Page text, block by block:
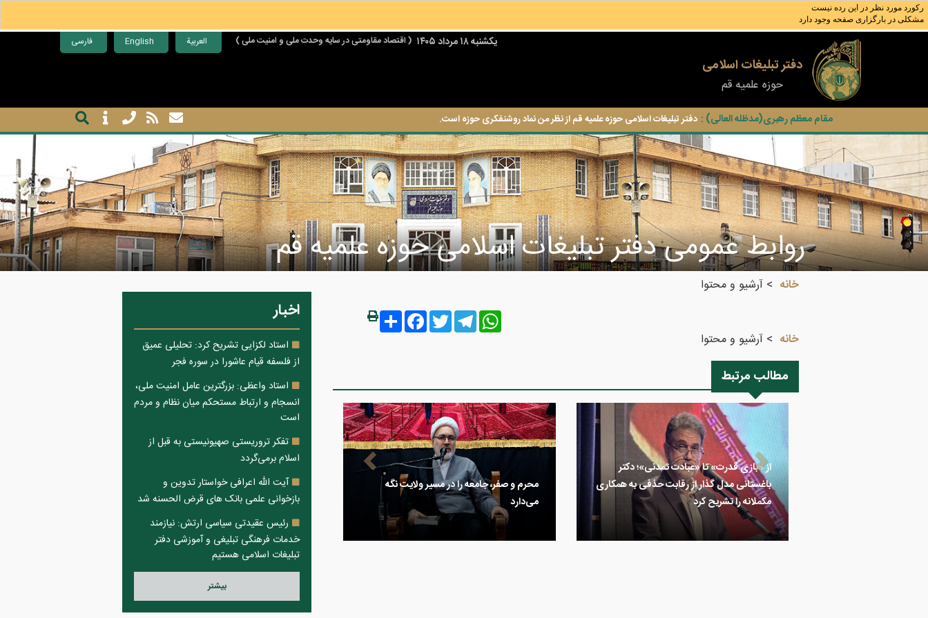
رکورد مورد نظر در اين رده نيست
مشکلی در بارگزاری صفحه وجود دارد
فارسی English العربية يكشنبه ۱۸ مرداد ۱۴۰۵ ( اقتصاد مقاومتی در سایه وحدت ملی و امنیت ملی )
دفتر تبلیغات اسلامی
حوزه علمیه قم
مقام معظم رهبری(مدظله العالی) : دفتر تبلیغات اسلامی حوزه علمیه قم از نظر من نماد روشنفکری حوزه است.
روابط عمومی دفتر تبلیغات اسلامی حوزه علمیه قم
خانه
آرشیو و محتوا
Share
FacebookTwitter
Telegram
WhatsApp
خانه
آرشیو و محتوا
مطالب مرتبط
محرم و صفر، جامعه را در مسیر ولایت نگه
می‌دارد
از «بازی قدرت» تا «عبادت تمدنی»؛ دکتر
باغستانی مدل گذار از رقابت حذفی به همکاری
مکملانه را تشریح کرد
اخبار
استاد لکزایی تشریح کرد: تحلیلی عمیق
از فلسفه قیام عاشورا در سوره فجر
استاد واعظی: بزرگترین عامل امنیت ملی،
انسجام و ارتباط مستحکم میان نظام و مردم
است
تفکر تروریستی صهیونیستی به قبل از
اسلام برمی‌گردد
آیت الله اعرافی خواستار تدوین و
بازخوانی علمی بانک های قرض الحسنه شد
رئیس عقیدتی سیاسی ارتش: نیازمند
خدمات فرهنگی تبلیغی و آموزشی دفتر
تبلیغات اسلامی هستیم
بيشتر